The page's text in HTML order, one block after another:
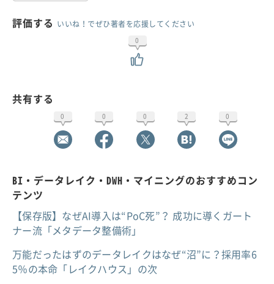
評価する いいね！でぜひ著者を応援してください
0
共有する
0 0 0 2 0
BI・データレイク・DWH・マイニングのおすすめコン
テンツ
【保存版】なぜAI導入は“PoC死”？ 成功に導くガート
ナー流「メタデータ整備術」
万能だったはずのデータレイクはなぜ“沼”に？採用率6
5％の本命「レイクハウス」の次